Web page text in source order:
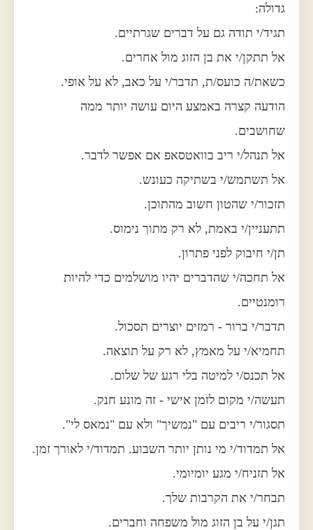
גדולה:
תגיד/י תודה גם על דברים שגרתיים.
אל תתקן/י את בן הזוג מול אחרים.
כשאת/ה כועס/ת, תדבר/י על כאב, לא על אופי.
הודעה קצרה באמצע היום עושה יותר ממה
שחושבים.
אל תנהל/י ריב בוואטסאפ אם אפשר לדבר.
אל תשתמש/י בשתיקה כעונש.
תזכור/י שהטון חשוב מהתוכן.
תתעניין/י באמת, לא רק מתוך נימוס.
תן/י חיבוק לפני פתרון.
אל תחכה/י שהדברים יהיו מושלמים כדי להיות
רומנטיים.
תדבר/י ברור - רמזים יוצרים תסכול.
תחמיא/י על מאמץ, לא רק על תוצאה.
אל תכנס/י למיטה בלי רגע של שלום.
תעשה/י מקום לזמן אישי - זה מונע חנק.
תסגור/י ריבים עם "נמשיך" ולא עם "נמאס לי".
אל תמדוד/י מי נותן יותר השבוע. תמדוד/י לאורך זמן.
אל תזניח/י מגע יומיומי.
תבחר/י את הקרבות שלך.
תגן/י על בן הזוג מול משפחה וחברים.